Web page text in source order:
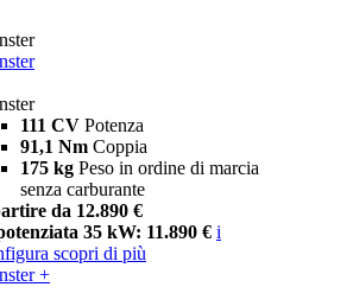
111 CV Potenza
91,1 Nm Coppia
175 kg Peso in ordine di marcia
senza carburante
da 12.890 €
35 kW: 11.890 € i
scopri di più
+